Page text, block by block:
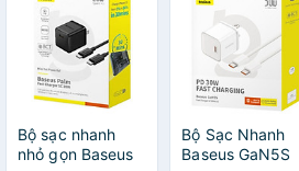
Bộ sạc nhanh
nhỏ gọn Baseus
Bộ Sạc Nhanh
Baseus GaN5S